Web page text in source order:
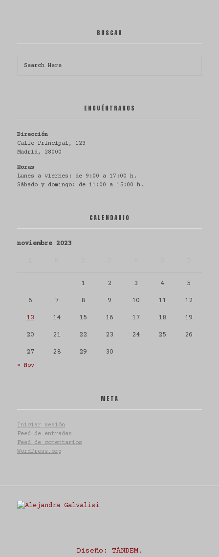
BUSCAR
ENCUÉNTRANOS
Dirección
Calle Principal, 123
Madrid, 28000
Horas
Lunes a viernes: de 9:00 a 17:00 h.
Sábado y domingo: de 11:00 a 15:00 h.
CALENDARIO
noviembre 2023
1 2 3 4 5
6 7 8 9 10 11 12
13 14 15 16 17 18 19
20 21 22 23 24 25 26
27 28 29 30
« Nov
META
Iniciar sesión
Feed de entradas
Feed de comentarios
WordPress.org
Diseño: TÁNDEM.